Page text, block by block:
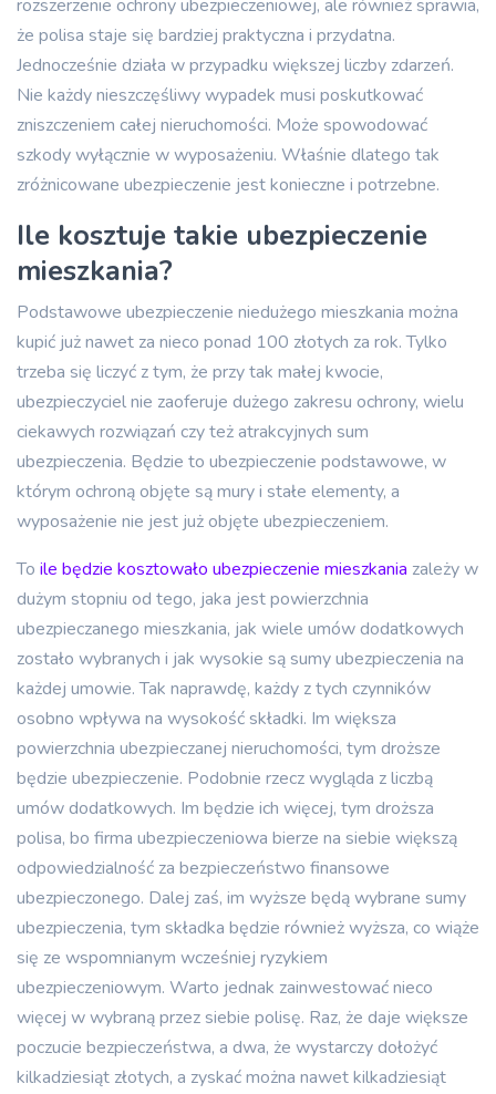
rozszerzenie ochrony ubezpieczeniowej, ale również sprawia,
że polisa staje się bardziej praktyczna i przydatna.
Jednocześnie działa w przypadku większej liczby zdarzeń.
Nie każdy nieszczęśliwy wypadek musi poskutkować
zniszczeniem całej nieruchomości. Może spowodować
szkody wyłącznie w wyposażeniu. Właśnie dlatego tak
zróżnicowane ubezpieczenie jest konieczne i potrzebne.
Ile kosztuje takie ubezpieczenie
mieszkania?
Podstawowe ubezpieczenie niedużego mieszkania można
kupić już nawet za nieco ponad 100 złotych za rok. Tylko
trzeba się liczyć z tym, że przy tak małej kwocie,
ubezpieczyciel nie zaoferuje dużego zakresu ochrony, wielu
ciekawych rozwiązań czy też atrakcyjnych sum
ubezpieczenia. Będzie to ubezpieczenie podstawowe, w
którym ochroną objęte są mury i stałe elementy, a
wyposażenie nie jest już objęte ubezpieczeniem.
To ile będzie kosztowało ubezpieczenie mieszkania zależy w
dużym stopniu od tego, jaka jest powierzchnia
ubezpieczanego mieszkania, jak wiele umów dodatkowych
zostało wybranych i jak wysokie są sumy ubezpieczenia na
każdej umowie. Tak naprawdę, każdy z tych czynników
osobno wpływa na wysokość składki. Im większa
powierzchnia ubezpieczanej nieruchomości, tym droższe
będzie ubezpieczenie. Podobnie rzecz wygląda z liczbą
umów dodatkowych. Im będzie ich więcej, tym droższa
polisa, bo firma ubezpieczeniowa bierze na siebie większą
odpowiedzialność za bezpieczeństwo finansowe
ubezpieczonego. Dalej zaś, im wyższe będą wybrane sumy
ubezpieczenia, tym składka będzie również wyższa, co wiąże
się ze wspomnianym wcześniej ryzykiem
ubezpieczeniowym. Warto jednak zainwestować nieco
więcej w wybraną przez siebie polisę. Raz, że daje większe
poczucie bezpieczeństwa, a dwa, że wystarczy dołożyć
kilkadziesiąt złotych, a zyskać można nawet kilkadziesiąt